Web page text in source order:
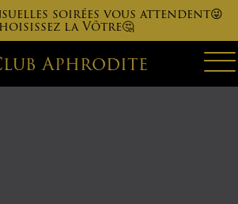
soirées vous attendent😜
la Vôtre🤔
Aphrodite